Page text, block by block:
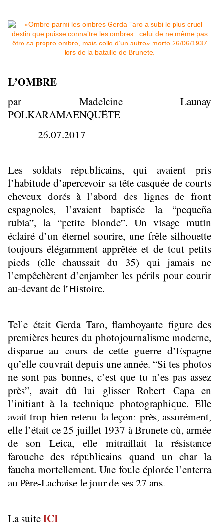
L’OMBRE
par Madeleine Launay
POLKARAMAENQUÊTE
26.07.2017
Les soldats républicains, qui avaient pris
l’habitude d’apercevoir sa tête casquée de courts
cheveux dorés à l’abord des lignes de front
espagnoles, l’avaient baptisée la “pequeña
rubia”, la “petite blonde”. Un visage mutin
éclairé d’un éternel sourire, une frêle silhouette
toujours élégamment apprêtée et de tout petits
pieds (elle chaussait du 35) qui jamais ne
l’empêchèrent d’enjamber les périls pour courir
au-devant de l’Histoire.
Telle était Gerda Taro, flamboyante figure des
premières heures du photojournalisme moderne,
disparue au cours de cette guerre d’Espagne
qu’elle couvrait depuis une année. “Si tes photos
ne sont pas bonnes, c’est que tu n’es pas assez
près”, avait dû lui glisser Robert Capa en
l’initiant à la technique photographique. Elle
avait trop bien retenu la leçon: près, assurément,
elle l’était ce 25 juillet 1937 à Brunete où, armée
de son Leica, elle mitraillait la résistance
farouche des républicains quand un char la
faucha mortellement. Une foule éplorée l’enterra
au Père-Lachaise le jour de ses 27 ans.
La suiteICI